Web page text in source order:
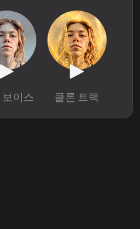
보이스 클론 트랙